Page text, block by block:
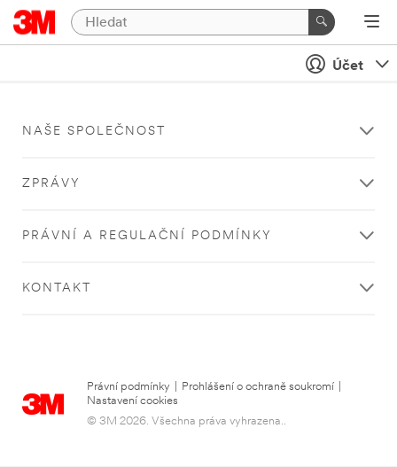
Účet
NAŠE SPOLEČNOST
ZPRÁVY
PRÁVNÍ A REGULAČNÍ PODMÍNKY
KONTAKT
Právní podmínky Prohlášení o ochraně soukromí
Nastavení cookies
© 3M 2026. Všechna práva vyhrazena..